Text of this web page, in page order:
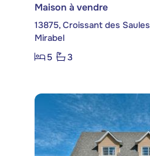
Maison à vendre
13875, Croissant des Saules
Mirabel
5
3